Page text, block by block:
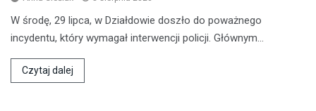
W środę, 29 lipca, w Działdowie doszło do poważnego
incydentu, który wymagał interwencji policji. Głównym…
Czytaj dalej